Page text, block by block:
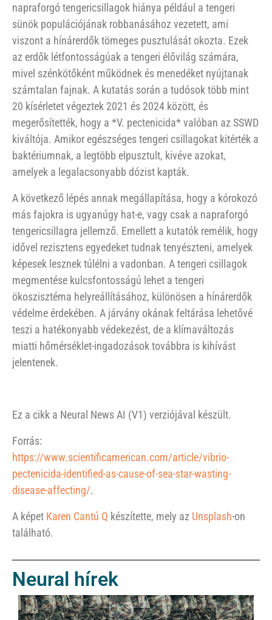
napraforgó tengericsillagok hiánya például a tengeri
sünök populációjának robbanásához vezetett, ami
viszont a hínárerdők tömeges pusztulását okozta. Ezek
az erdők létfontosságúak a tengeri élővilág számára,
mivel szénkötőként működnek és menedéket nyújtanak
számtalan fajnak. A kutatás során a tudósok több mint
20 kísérletet végeztek 2021 és 2024 között, és
megerősítették, hogy a *V. pectenicida* valóban az SSWD
kiváltója. Amikor egészséges tengeri csillagokat kitérték a
baktériumnak, a legtöbb elpusztult, kivéve azokat,
amelyek a legalacsonyabb dózist kapták.
A következő lépés annak megállapítása, hogy a kórokozó
más fajokra is ugyanúgy hat-e, vagy csak a napraforgó
tengericsillagra jellemző. Emellett a kutatók remélik, hogy
idővel rezisztens egyedeket tudnak tenyészteni, amelyek
képesek lesznek túlélni a vadonban. A tengeri csillagok
megmentése kulcsfontosságú lehet a tengeri
ökoszisztéma helyreállításához, különösen a hínárerdők
védelme érdekében. A járvány okának feltárása lehetővé
teszi a hatékonyabb védekezést, de a klímaváltozás
miatti hőmérséklet-ingadozások továbbra is kihívást
jelentenek.
Ez a cikk a Neural News AI (V1) verziójával készült.
Forrás:
https://www.scientificamerican.com/article/vibrio-
pectenicida-identified-as-cause-of-sea-star-wasting-
disease-affecting/.
A képet Karen Cantú Q készítette, mely az Unsplash-on
található.
Neural hírek